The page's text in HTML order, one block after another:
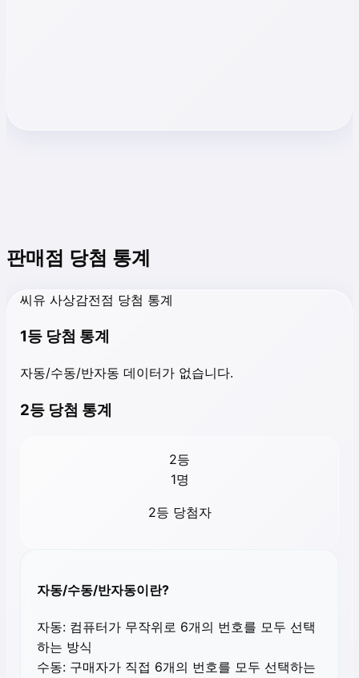
판매점 당첨 통계
씨유 사상감전점 당첨 통계
1등 당첨 통계
자동/수동/반자동 데이터가 없습니다.
2등 당첨 통계
2등
1명
2등 당첨자
자동/수동/반자동이란?
자동: 컴퓨터가 무작위로 6개의 번호를 모두 선택
하는 방식
수동: 구매자가 직접 6개의 번호를 모두 선택하는